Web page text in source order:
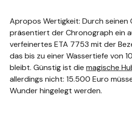
Apropos Wertigkeit: Durch seinen
präsentiert der Chronograph ein
verfeinertes ETA 7753 mit der
das bis zu einer Wassertiefe von
bleibt. Günstig ist die magische
allerdings nicht: 15.500 Euro
Wunder hingelegt werden.